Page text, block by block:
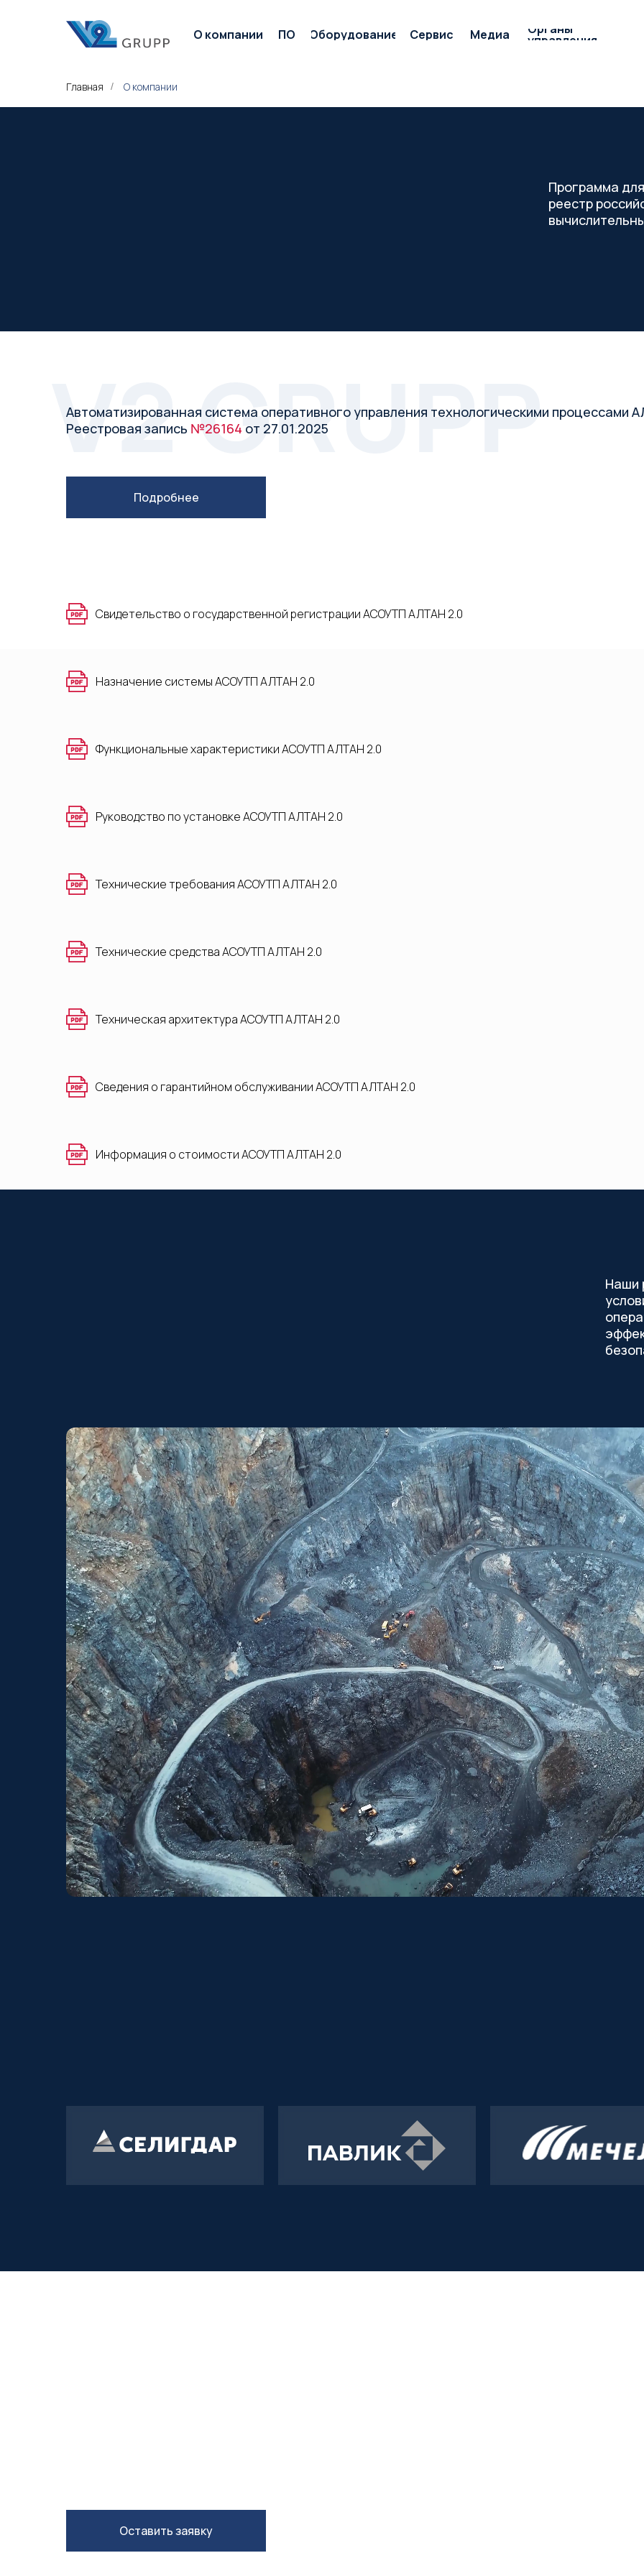
ПО Органы
управления
Медиа
Сервис
Оборудование
О компании
Главная / О компании
Программа
реестр
Подробнее
Автоматизированная система оперативного управления технологическими
Реестровая запись №26164 от 27.01.2025
Свидетельство о государственной регистрации АСОУТП АЛТАН 2.0
Назначение системы АСОУТП АЛТАН 2.0
Функциональные характеристики АСОУТП АЛТАН 2.0
Руководство по установке АСОУТП АЛТАН 2.0
Технические требования АСОУТП АЛТАН 2.0
Технические средства АСОУТП АЛТАН 2.0
Техническая архитектура АСОУТП АЛТАН 2.0
Сведения о гарантийном обслуживании АСОУТП АЛТАН 2.0
Информация о стоимости АСОУТП АЛТАН 2.0
Наши
Оставить заявку